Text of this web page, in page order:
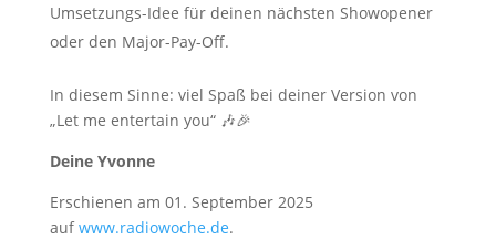
Umsetzungs-Idee für deinen nächsten Showopener
oder den Major-Pay-Off.
In diesem Sinne: viel Spaß bei deiner Version von
„Let me entertain you“ 🎶🎉
Deine Yvonne
Erschienen am 01. September 2025
aufwww.radiowoche.de.